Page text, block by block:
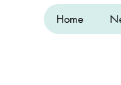
Home